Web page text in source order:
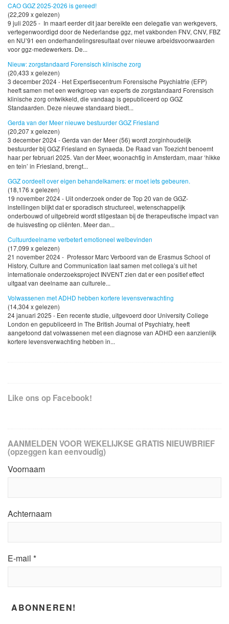
CAO GGZ 2025-2026 is gereed!
(22,209 x gelezen)
9 juli 2025 - In maart eerder dit jaar bereikte een delegatie van werkgevers,
vertegenwoordigd door de Nederlandse ggz, met vakbonden FNV, CNV, FBZ
en NU’91 een onderhandelingsresultaat over nieuwe arbeidsvoorwaarden
voor ggz-medewerkers. De...
Nieuw: zorgstandaard Forensisch klinische zorg
(20,433 x gelezen)
3 december 2024 - Het Expertisecentrum Forensische Psychiatrie (EFP)
heeft samen met een werkgroep van experts de zorgstandaard Forensisch
klinische zorg ontwikkeld, die vandaag is gepubliceerd op GGZ
Standaarden. Deze nieuwe standaard biedt...
Gerda van der Meer nieuwe bestuurder GGZ Friesland
(20,207 x gelezen)
3 december 2024 - Gerda van der Meer (56) wordt zorginhoudelijk
bestuurder bij GGZ Friesland en Synaeda. De Raad van Toezicht benoemt
haar per februari 2025. Van der Meer, woonachtig in Amsterdam, maar ‘hikke
en tein’ in Friesland, brengt...
GGZ oordeelt over eigen behandelkamers: er moet iets gebeuren.
(18,176 x gelezen)
19 november 2024 - Uit onderzoek onder de Top 20 van de GGZ-
instellingen blijkt dat er sporadisch structureel, wetenschappelijk
onderbouwd of uitgebreid wordt stilgestaan bij de therapeutische impact van
de huisvesting op cliënten. Meer dan...
Cultuurdeelname verbetert emotioneel welbevinden
(17,099 x gelezen)
21 november 2024 - Professor Marc Verboord van de Erasmus School of
History, Culture and Communication laat samen met collega’s uit het
internationale onderzoeksproject INVENT zien dat er een positief effect
uitgaat van deelname aan culturele...
Volwassenen met ADHD hebben kortere levensverwachting
(14,304 x gelezen)
24 januari 2025 - Een recente studie, uitgevoerd door University College
London en gepubliceerd in The British Journal of Psychiatry, heeft
aangetoond dat volwassenen met een diagnose van ADHD een aanzienlijk
kortere levensverwachting hebben in...
Like ons op Facebook!
AANMELDEN VOOR WEKELIJKSE GRATIS NIEUWBRIEF
(opzeggen kan eenvoudig)
Voornaam
Achternaam
E-mail *